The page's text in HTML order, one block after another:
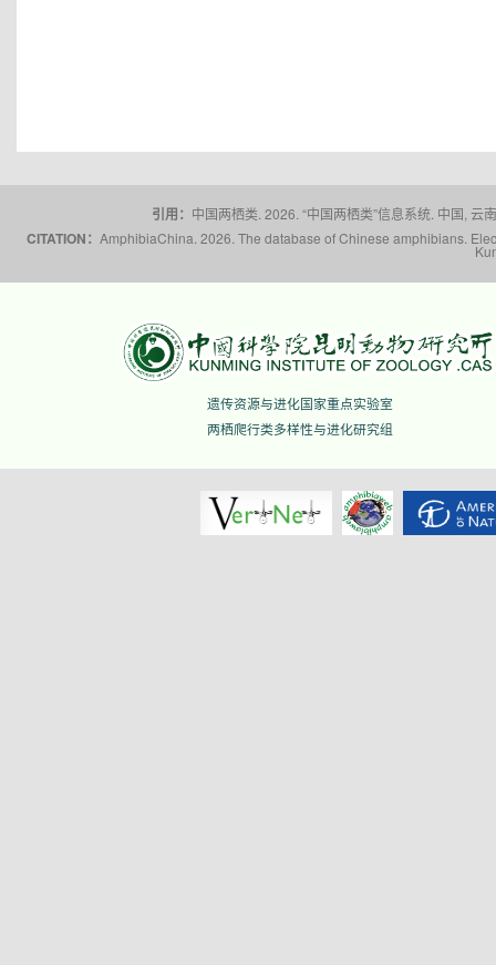
引用： 中国两栖类. 2026. “中国两栖类”信息系统. 中国,
CITATION： AmphibiaChina. 2026. The database of Chinese amphibians.
遗传资源与进化国家重点实验室
两栖爬行类多样性与进化研究组